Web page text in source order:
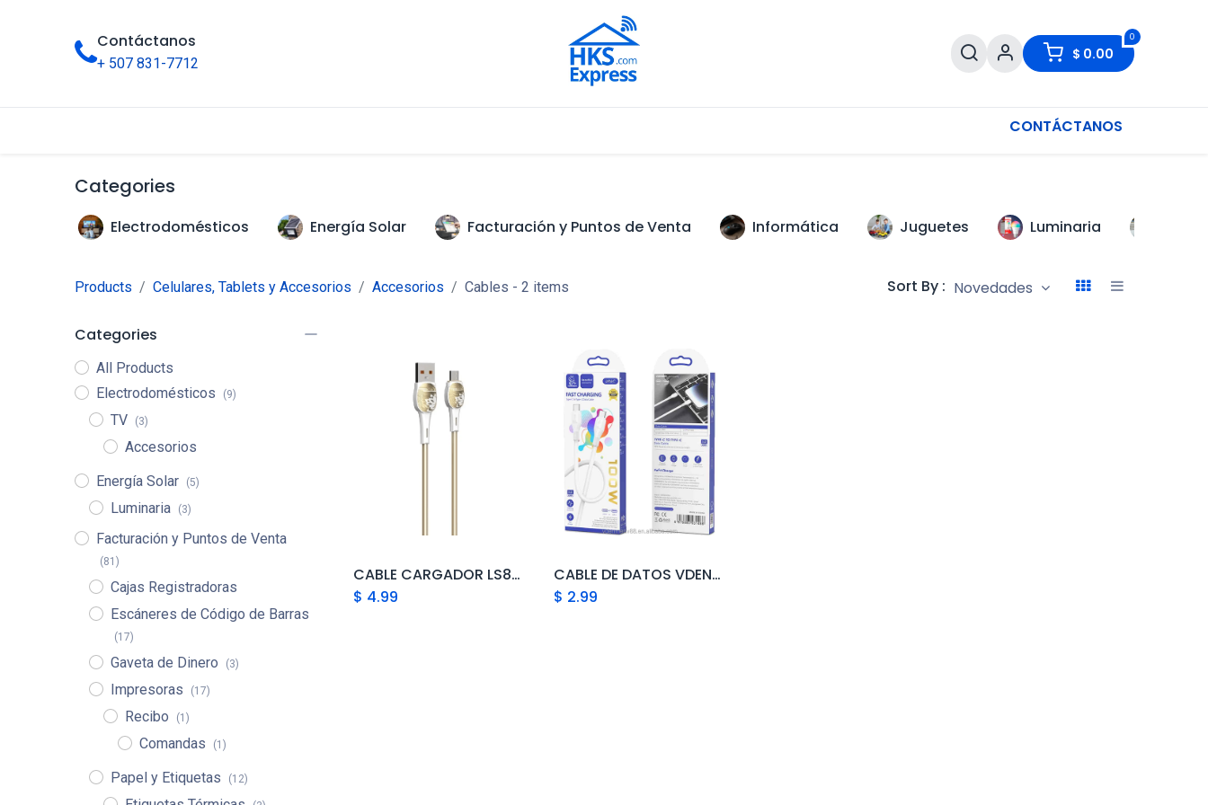
Contáctanos
+ 507 831-7712
0
$ 0.00
CONTÁCTANOS
Categories
Electrodomésticos Energía Solar Facturación y Puntos de Venta Informática Juguetes Luminaria
Products Celulares, Tablets y Accesorios Accesorios Cables - 2 items Sort By : Novedades
Categories
All Products
Electrodomésticos
(9)
TV (3)
Accesorios
Energía Solar
(5)
Luminaria (3)
Facturación y Puntos de Venta
(81)
Cajas Registradoras
Escáneres de Código de Barras
(17)
Gaveta de Dinero (3)
Impresoras (17)
Recibo (1)
Comandas (1)
Papel y Etiquetas (12)
Add to Cart
CABLE CARGADOR LS832 2M, 30W, MICRO USB
$ 4.99
Add to Cart
CABLE DE DATOS VDENMEN DE 100W CON CARGA RÁPIDA TIPO C A TIPO C, VENTA DIRECTA DE FÁBRICA, CABLE DE DATOS DE PVC, CARGADOR TIPO C ESTÁNDAR
$ 2.99